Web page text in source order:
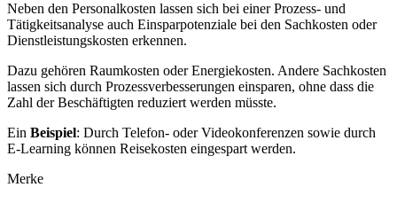
Neben den Personalkosten lassen sich bei einer Prozess- und
Tätigkeitsanalyse auch Einsparpotenziale bei den Sachkosten oder
Dienstleistungskosten erkennen.
Dazu gehören Raumkosten oder Energiekosten. Andere Sachkosten
lassen sich durch Prozessverbesserungen einsparen, ohne dass die
Zahl der Beschäftigten reduziert werden müsste.
Ein Beispiel: Durch Telefon- oder Videokonferenzen sowie durch
E-Learning können Reisekosten eingespart werden.
Merke